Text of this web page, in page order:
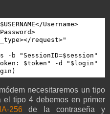
Username>
request>"
b "SessionID=$session"
$token" -d "$login"
necesitaremos un tipo
el tipo 4 debemos en primer
256de la contraseña y